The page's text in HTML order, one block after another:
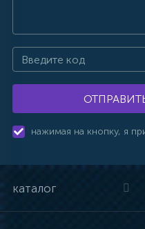
нажимая на кнопку, я
каталог